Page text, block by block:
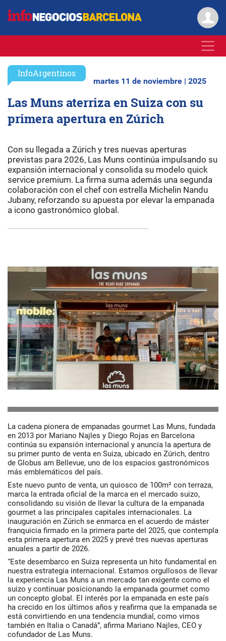
InfoArgentinos
martes 11 de noviembre | 2025
Las Muns aterriza en Suiza con su
primera apertura en Zúrich
Con su llegada a Zúrich y tres nuevas aperturas
previstas para 2026, Las Muns continúa impulsando su
expansión internacional y consolida su modelo quick
service premium. La firma suma además una segunda
colaboración con el chef con estrella Michelin Nandu
Jubany, reforzando su apuesta por elevar la empanada
a icono gastronómico global.
La cadena pionera de empanadas gourmet Las Muns, fundada
en 2013 por Mariano Najles y Diego Rojas en Barcelona
continúa su expansión internacional y anuncia la apertura de
su primer punto de venta en Suiza, ubicado en Zúrich, dentro
de Globus am Bellevue, uno de los espacios gastronómicos
más emblemáticos del país.
Este nuevo punto de venta, un quiosco de 100m² con terraza,
marca la entrada oficial de la marca en el mercado suizo,
consolidando su visión de llevar la cultura de la empanada
gourmet a las principales capitales internacionales. La
inauguración en Zúrich se enmarca en el acuerdo de máster
franquicia firmado en la primera parte del 2025, que contempla
esta primera apertura en 2025 y prevé tres nuevas aperturas
anuales a partir de 2026.
“Este desembarco en Suiza representa un hito fundamental en
nuestra estrategia internacional. Estamos orgullosos de llevar
la experiencia Las Muns a un mercado tan exigente como el
suizo y continuar posicionando la empanada gourmet como
un concepto global. El interés por la empanada en este país
ha crecido en los últimos años y reafirma que la empanada se
está convirtiendo en una tendencia mundial, como vimos
también en Italia o Canadá”, afirma Mariano Najles, CEO y
cofundador de Las Muns.